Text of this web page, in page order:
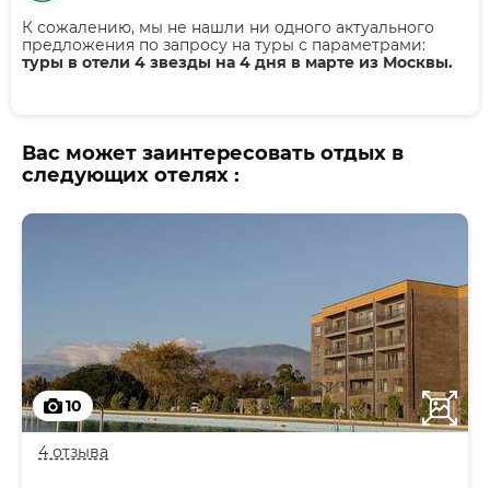
К сожалению, мы не нашли ни одного актуального
предложения по запросу на туры с параметрами:
туры в отели 4 звезды на 4 дня в марте из Москвы.
Вас может заинтересовать отдых в
следующих отелях :
10
4 отзыва